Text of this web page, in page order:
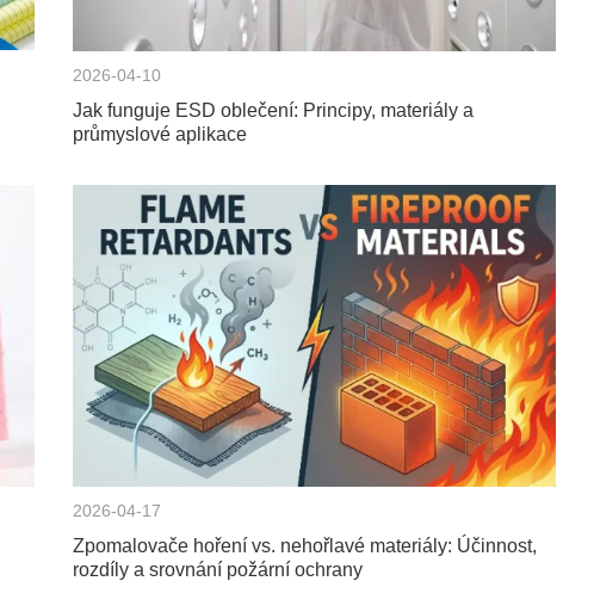
2026-04-10
Jak funguje ESD oblečení: Principy, materiály a
průmyslové aplikace
2026-04-17
Zpomalovače hoření vs. nehořlavé materiály: Účinnost,
rozdíly a srovnání požární ochrany